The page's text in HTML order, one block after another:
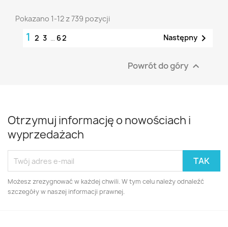
Pokazano 1-12 z 739 pozycji
1 2 3 … 62 Następny 
Powrót do góry 
Otrzymuj informację o nowościach i
wyprzedażach
Możesz zrezygnować w każdej chwili. W tym celu należy odnaleźć
szczegóły w naszej informacji prawnej.